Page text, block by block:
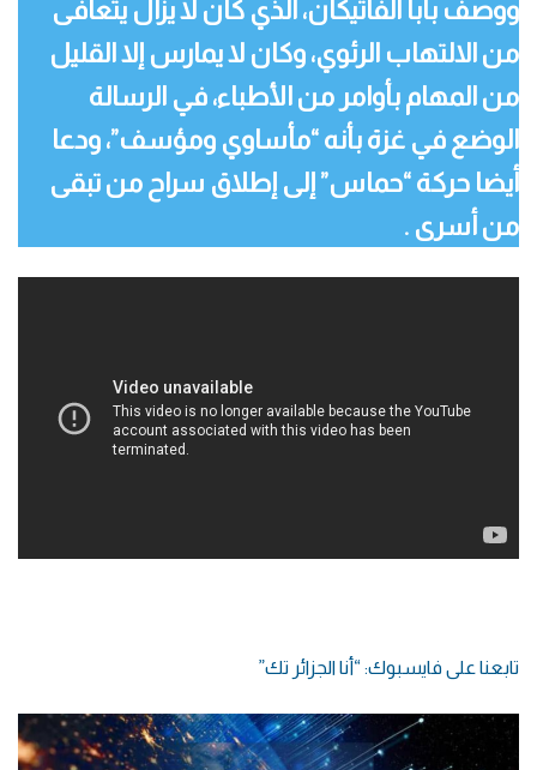
ووصف بابا الفاتيكان، الذي كان لا يزال يتعافى
من الالتهاب الرئوي، وكان لا يمارس إلا القليل
من المهام بأوامر من الأطباء، في الرسالة
الوضع في غزة بأنه “مأساوي ومؤسف”، ودعا
أيضا حركة “حماس” إلى إطلاق سراح من تبقى
من أسرى .
تابعنا على فايسبوك: “أنا الجزائر تك”